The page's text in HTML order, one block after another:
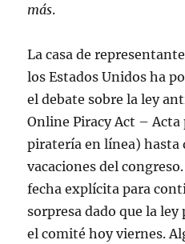
más.
La casa de
los Estados Unidos ha
el debate sobre la ley
Online Piracy Act – Acta
piratería en línea) hasta
vacaciones del
fecha explícita para
sorpresa dado que la ley
el comité hoy viernes.